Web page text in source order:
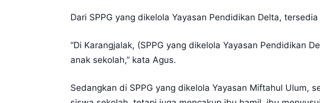
Dari SPPG yang dikelola Yayasan Pendidikan Delta,
“Di Karangjalak, (SPPG yang dikelola Yayasan Pendidikan
anak sekolah,” kata Agus.
Sedangkan di SPPG yang dikelola Yayasan Miftahul Ulum,